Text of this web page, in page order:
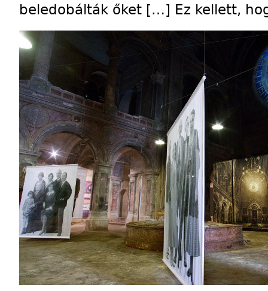
beledobálták őket […] Ez kellett,